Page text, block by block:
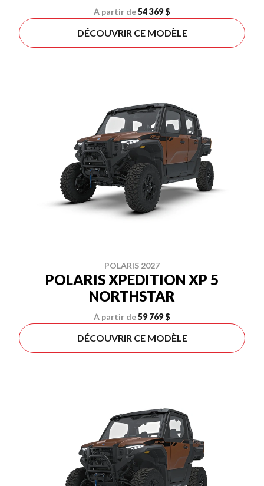
À partir de54 369 $
DÉCOUVRIR CE MODÈLE
POLARIS 2027
POLARIS XPEDITION XP 5
NORTHSTAR
À partir de59 769 $
DÉCOUVRIR CE MODÈLE